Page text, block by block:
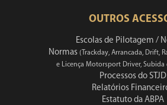
OUTROS
Escolas de Pilotagem /
Normas (Trackday, Arrancada, Drift,
e Licença Motorsport Driver,
Processos do STJD
Relatórios
Estatuto da ABPA